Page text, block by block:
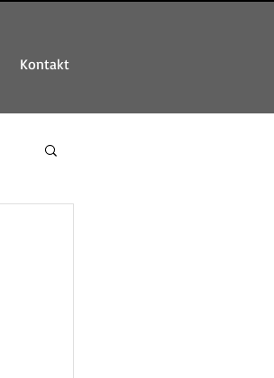
Kontakt